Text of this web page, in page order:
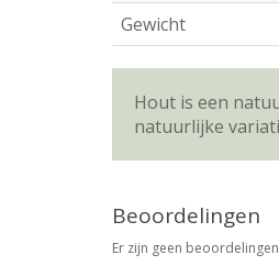
Gewicht
Hout is een
natuurlijke
Beoordelingen
Er zijn geen